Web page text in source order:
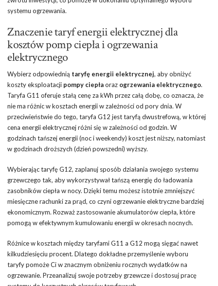
systemu ogrzewania.
Znaczenie taryf energii elektrycznej dla
kosztów pomp ciepła i ogrzewania
elektrycznego
Wybierz odpowiednią taryfę energii elektrycznej, aby obniżyć
koszty eksploatacji pompy ciepłaoraz ogrzewania elektrycznego.
Taryfa G11 oferuje stałą cenę za kWh przez całą dobę, co oznacza, że
nie ma różnic w kosztach energii w zależności od pory dnia. W
przeciwieństwie do tego, taryfa G12 jest taryfą dwustrefową, w której
cena energii elektrycznej różni się w zależności od godzin. W
godzinach tańszej energii (noc i weekendy) koszt jest niższy, natomiast
w godzinach droższych (dzień powszedni) wyższy.
Wybierając taryfę G12, zaplanuj sposób działania swojego systemu
grzewczego tak, aby wykorzystywał tańszą energię do ładowania
zasobników ciepła w nocy. Dzięki temu możesz istotnie zmniejszyć
miesięczne rachunki za prąd, co czyni ogrzewanie elektryczne bardziej
ekonomicznym. Rozważ zastosowanie akumulatorów ciepła, które
pomogą w efektywnym kumulowaniu energii w okresach nocnych.
Różnice w kosztach między taryfami G11 a G12 mogą sięgać nawet
kilkudziesięciu procent. Dlatego dokładne przemyślenie wyboru
taryfy pomoże Ci w znacznym obniżeniu rocznych wydatków na
ogrzewanie. Przeanalizuj swoje potrzeby grzewcze i dostosuj pracę